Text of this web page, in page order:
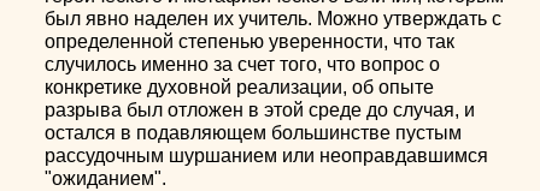
был явно наделен их учитель. Можно утверждать с
определенной степенью уверенности, что так
случилось именно за счет того, что вопрос о
конкретике духовной реализации, об опыте
разрыва был отложен в этой среде до случая, и
остался в подавляющем большинстве пустым
рассудочным шуршанием или неоправдавшимся
"ожиданием".